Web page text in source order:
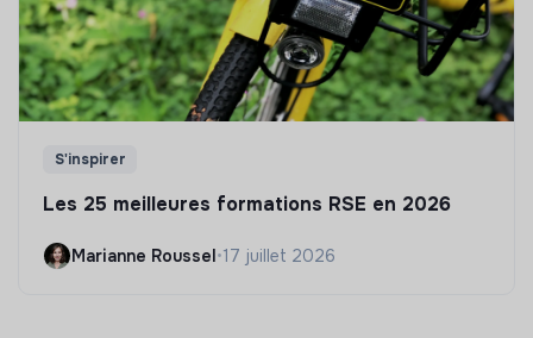
S'inspirer
Les 25 meilleures formations RSE en 2026
Marianne Roussel•17 juillet 2026